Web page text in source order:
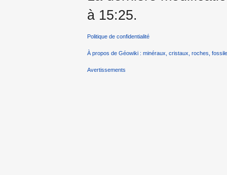
à 15:25.
Politique de confidentialité
À propos de Géowiki : minéraux, cristaux, roches,
Avertissements